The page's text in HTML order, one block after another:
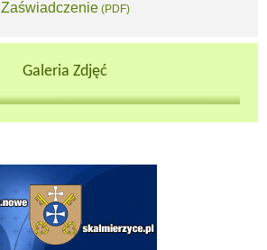
Will open in new window
Zaświadczenie(PDF)
Galeria Zdjęć